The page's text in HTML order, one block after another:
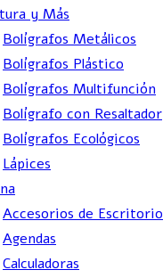
y Más
Bolígrafos Metálicos
Bolígrafos Plástico
Bolígrafos Multifunción
Bolígrafo con Resaltador
Bolígrafos Ecológicos
Lápices
Accesorios de Escritorio
Agendas
Calculadoras